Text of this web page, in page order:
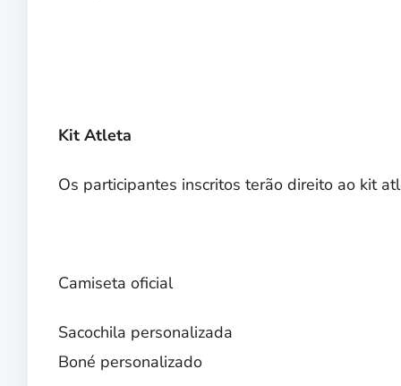
Kit Atleta
Os participantes inscritos terão direito ao kit
Camiseta oficial
Sacochila personalizada
Boné personalizado